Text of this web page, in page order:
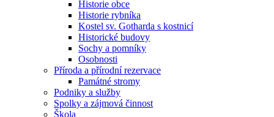
Historie obce
Historie rybníka
Kostel sv. Gotharda s kostnicí
Historické budovy
Sochy a pomníky
Osobnosti
Příroda a přírodní rezervace
Památné stromy
Podniky a služby
Spolky a zájmová činnost
Škola